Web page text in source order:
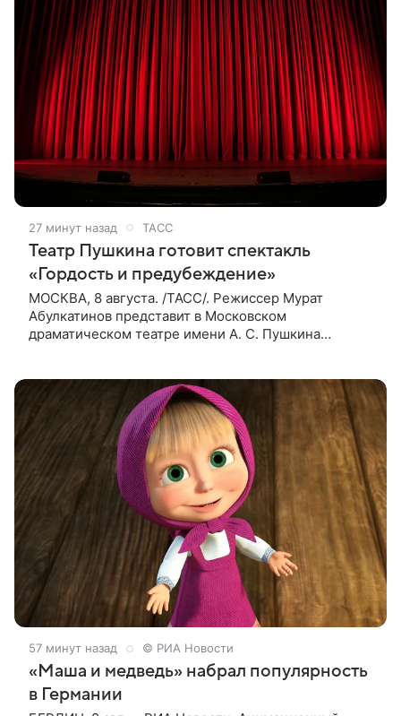
27 минут назад ТАСС
Театр Пушкина готовит спектакль
«Гордость и предубеждение»
МОСКВА, 8 августа. /ТАСС/. Режиссер Мурат
Абулкатинов представит в Московском
драматическом театре имени А. С. Пушкина
57 минут назад © РИА Новости
«Маша и медведь» набрал популярность
в Германии